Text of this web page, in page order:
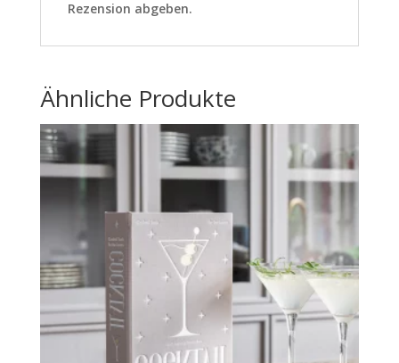
Rezension abgeben.
Ähnliche Produkte